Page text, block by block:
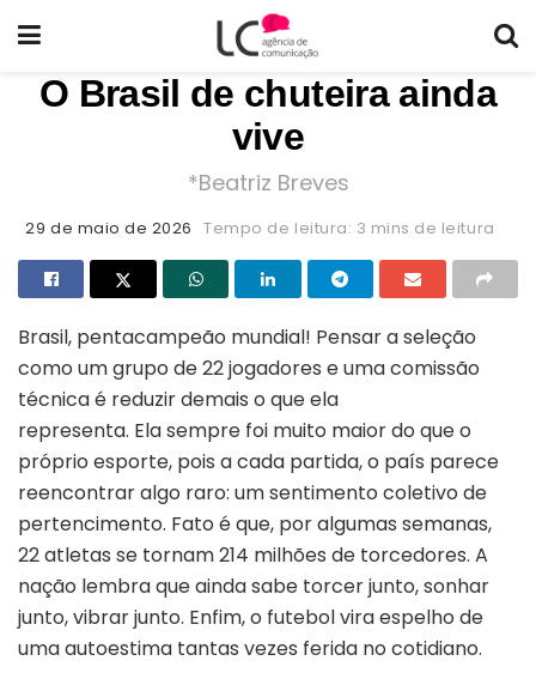
O Brasil de chuteira ainda
vive
*Beatriz Breves
29 de maio de 2026 Tempo de leitura: 3 mins de leitura
Brasil, pentacampeão mundial! Pensar a seleção
como um grupo de 22 jogadores e uma comissão
técnica é reduzir demais o que ela
representa. Ela sempre foi muito maior do que o
próprio esporte, pois a cada partida, o país parece
reencontrar algo raro: um sentimento coletivo de
pertencimento. Fato é que, por algumas semanas,
22 atletas se tornam 214 milhões de torcedores. A
nação lembra que ainda sabe torcer junto, sonhar
junto, vibrar junto. Enfim, o futebol vira espelho de
uma autoestima tantas vezes ferida no cotidiano.